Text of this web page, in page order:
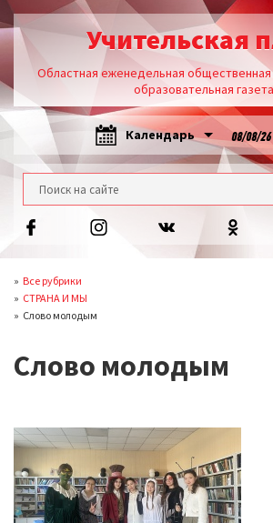
Учительская
Областная еженедельная
образовательная газета
Календарь 08/08/
Все рубрики
СТРАНА И МЫ
Слово молодым
Слово молодым